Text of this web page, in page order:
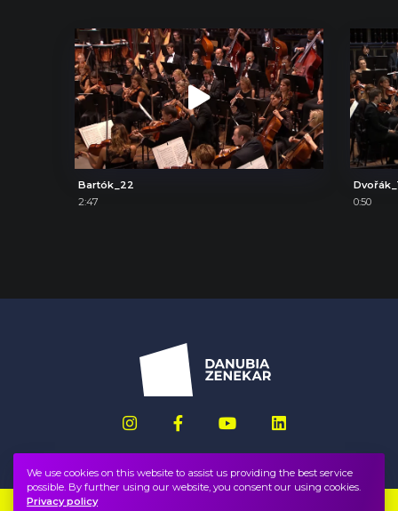
Bartók_22
2:47
0:50
We use cookies on this website to assist us providing the best service
possible. By further using our website, you consent our using cookies.
Privacy policy